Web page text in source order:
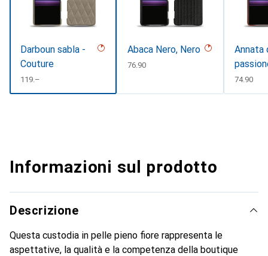
Darboun sabla -
Couture
CHF
119.–
Abaca Nero, Nero
CHF
76.90
Annata
CHF
74.90
Informazioni sul prodotto
Descrizione
Questa custodia in pelle pieno fiore rappresenta le
aspettative, la qualità e la competenza della boutique